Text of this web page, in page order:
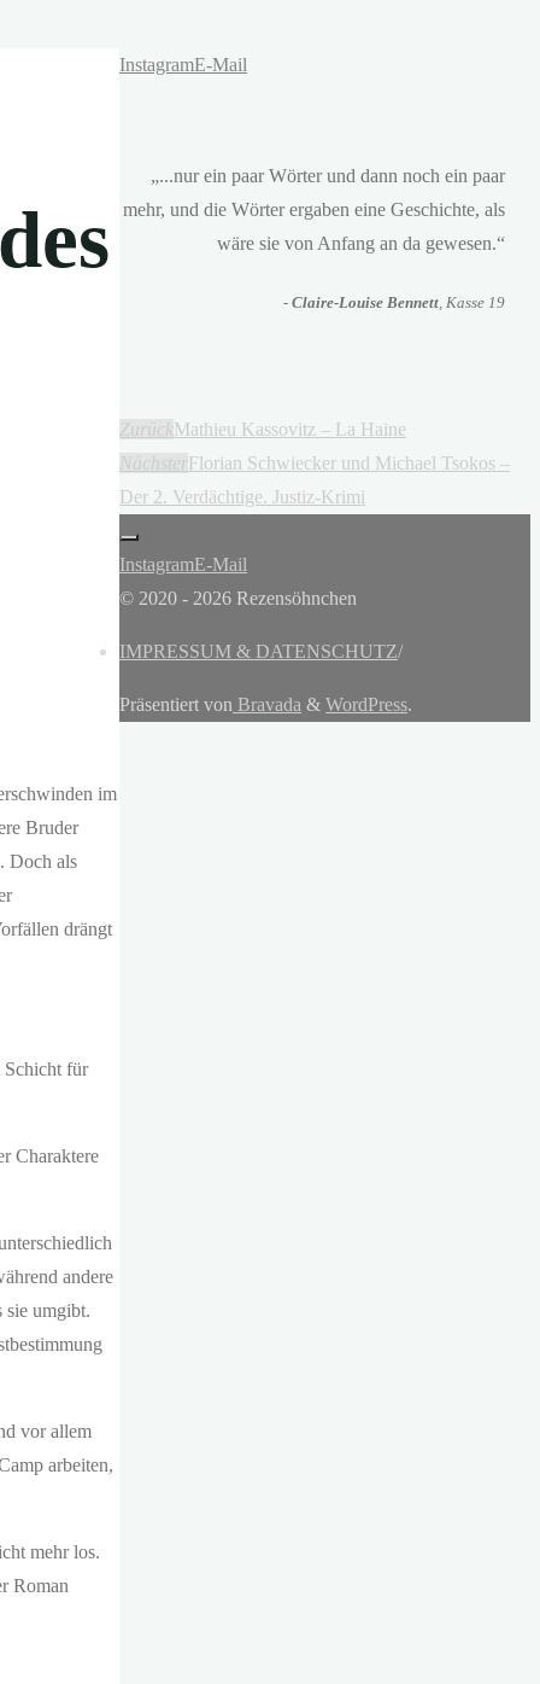
im
Bruder
Doch als
drängt
Schicht für
Charaktere
andere
sie umgibt.
vor allem
arbeiten,
mehr los.
Roman
InstagramE-Mail
„...nur ein paar Wörter und dann noch ein paar
mehr, und die Wörter ergaben eine Geschichte, als
wäre sie von Anfang an da gewesen.“
- Claire-Louise Bennett, Kasse 19
ZurückMathieu Kassovitz – La Haine
NächsterFlorian Schwiecker und Michael Tsokos –
Der 2. Verdächtige. Justiz-Krimi
InstagramE-Mail
© 2020 - 2026 Rezensöhnchen
IMPRESSUM & DATENSCHUTZ/
Präsentiert von Bravada & WordPress.